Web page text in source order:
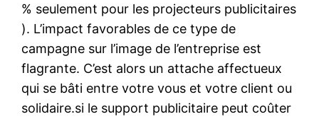
% seulement pour les projecteurs publicitaires
). L’impact favorables de ce type de
campagne sur l’image de l’entreprise est
flagrante. C’est alors un attache affectueux
qui se bâti entre votre vous et votre client ou
solidaire.si le support publicitaire peut coûter